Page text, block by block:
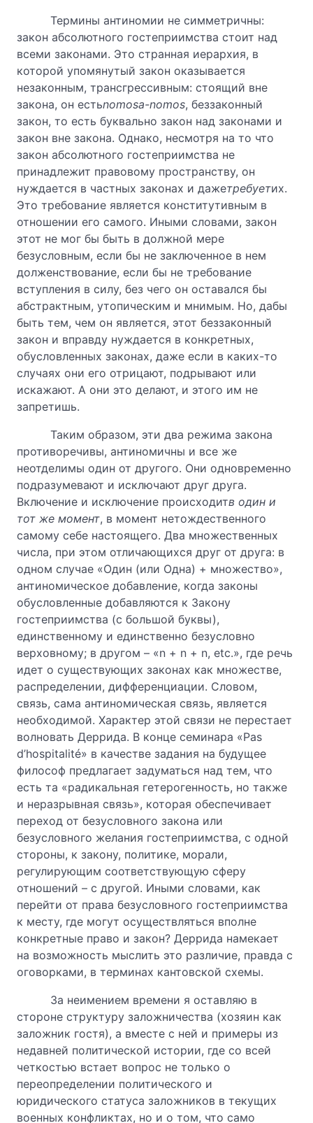
Термины антиномии не симметричны:
закон абсолютного гостеприимства стоит над
всеми законами. Это странная иерархия, в
которой упомянутый закон оказывается
незаконным, трансгрессивным: стоящий вне
закона, он естьnomosa-nomos, беззаконный
закон, то есть буквально закон над законами и
закон вне закона. Однако, несмотря на то что
закон абсолютного гостеприимства не
принадлежит правовому пространству, он
нуждается в частных законах и дажетребуетих.
Это требование является конститутивным в
отношении его самого. Иными словами, закон
этот не мог бы быть в должной мере
безусловным, если бы не заключенное в нем
долженствование, если бы не требование
вступления в силу, без чего он оставался бы
абстрактным, утопическим и мнимым. Но, дабы
быть тем, чем он является, этот беззаконный
закон и вправду нуждается в конкретных,
обусловленных законах, даже если в каких-то
случаях они его отрицают, подрывают или
искажают. А они это делают, и этого им не
запретишь.
Таким образом, эти два режима закона
противоречивы, антиномичны и все же
неотделимы один от другого. Они одновременно
подразумевают и исключают друг друга.
Включение и исключение происходитв один и
тот же момент, в момент нетождественного
самому себе настоящего. Два множественных
числа, при этом отличающихся друг от друга: в
одном случае «Один (или Одна) + множество»,
антиномическое добавление, когда законы
обусловленные добавляются к Закону
гостеприимства (с большой буквы),
единственному и единственно безусловно
верховному; в другом – «n + n + n, etc.», где речь
идет о существующих законах как множестве,
распределении, дифференциации. Словом,
связь, сама антиномическая связь, является
необходимой. Характер этой связи не перестает
волновать Деррида. В конце семинара «Pas
d’hospitalité» в качестве задания на будущее
философ предлагает задуматься над тем, что
есть та «радикальная гетерогенность, но также
и неразрывная связь», которая обеспечивает
переход от безусловного закона или
безусловного желания гостеприимства, с одной
стороны, к закону, политике, морали,
регулирующим соответствующую сферу
отношений – с другой. Иными словами, как
перейти от права безусловного гостеприимства
к месту, где могут осуществляться вполне
конкретные право и закон? Деррида намекает
на возможность мыслить это различие, правда с
оговорками, в терминах кантовской схемы.
За неимением времени я оставляю в
стороне структуру заложничества (хозяин как
заложник гостя), а вместе с ней и примеры из
недавней политической истории, где со всей
четкостью встает вопрос не только о
переопределении политического и
юридического статуса заложников в текущих
военных конфликтах, но и о том, что само